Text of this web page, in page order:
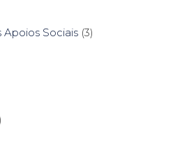
Apoios Sociais (3)